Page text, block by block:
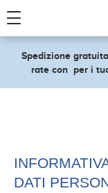
Spedizione
rate con per i
DATI